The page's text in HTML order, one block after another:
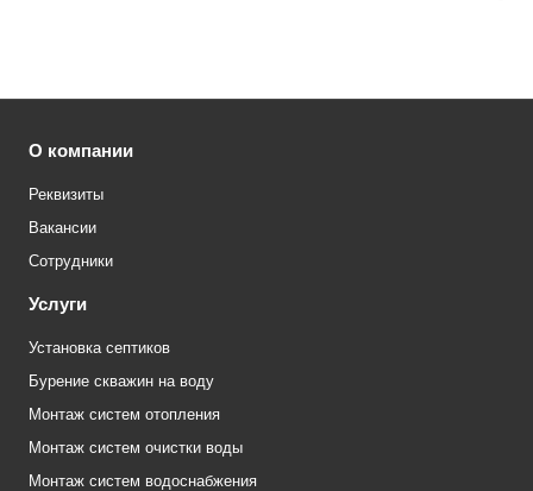
О компании
Реквизиты
Вакансии
Сотрудники
Услуги
Установка септиков
Бурение скважин на воду
Монтаж систем отопления
Монтаж систем очистки воды
Монтаж систем водоснабжения